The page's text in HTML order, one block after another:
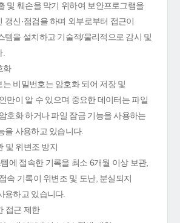
및 훼손을 막기 위하여 보안프로그램을
갱신·점검을 하며 외부로부터 접근이
템을 설치하고 기술적/물리적으로 감시 및
화
비밀번호는 암호화 되어 저장 및
만이 알 수 있으며 중요한 데이터는 파일
호화 하거나 파일 잠금 기능을 사용하는
을 사용하고 있습니다.
및 위변조 방지
에 접속한 기록을 최소 6개월 이상 보관,
속 기록이 위변조 및 도난, 분실되지
용하고 있습니다.
접근 제한